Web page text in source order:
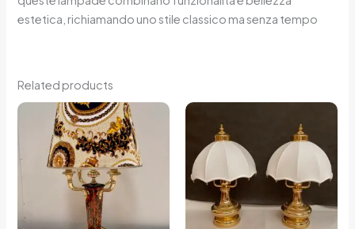
estetica, richiamando uno stile classico ma senza tempo
Related products